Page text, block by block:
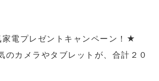
電プレゼントキャンペーン！★
のカメラやタブレットが、合計２０